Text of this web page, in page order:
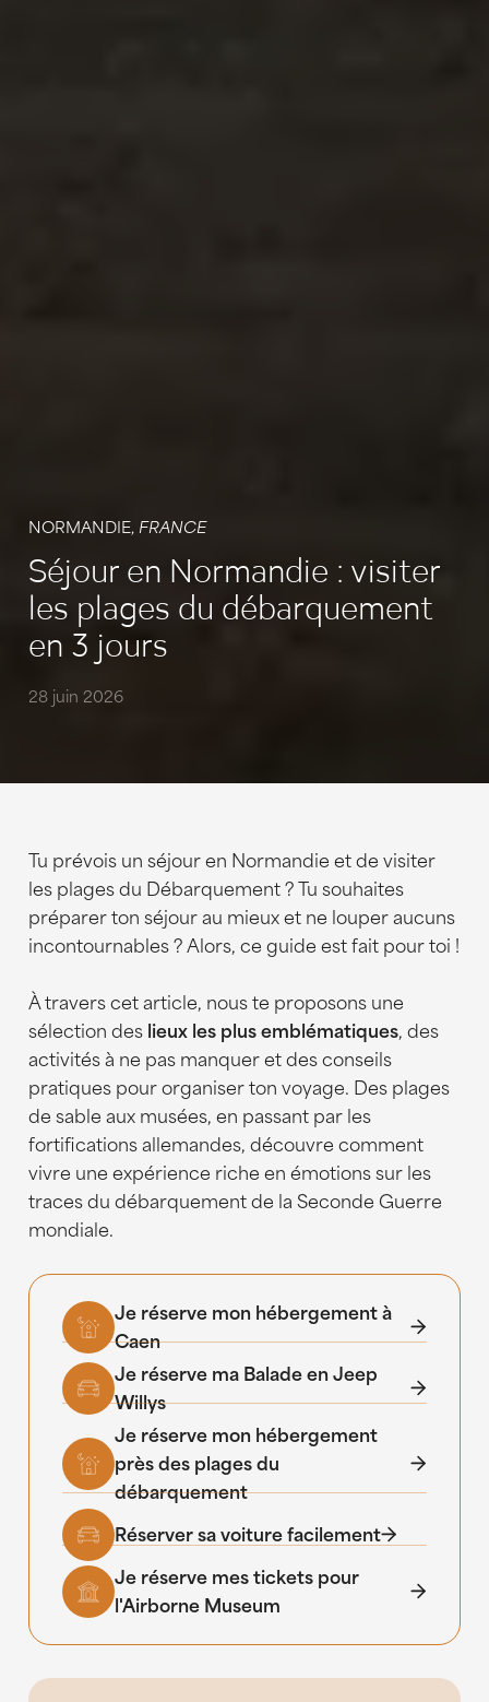
NORMANDIE, FRANCE
Séjour en Normandie : visiter
les plages du débarquement
en 3 jours
28 juin 2026
Tu prévois un séjour en Normandie et de visiter
les plages du Débarquement ? Tu souhaites
préparer ton séjour au mieux et ne louper aucuns
incontournables ? Alors, ce guide est fait pour toi !
À travers cet article, nous te proposons une
sélection des lieux les plus emblématiques, des
activités à ne pas manquer et des conseils
pratiques pour organiser ton voyage. Des plages
de sable aux musées, en passant par les
fortifications allemandes, découvre comment
vivre une expérience riche en émotions sur les
traces du débarquement de la Seconde Guerre
mondiale.
Je réserve mon hébergement à
Caen
Je réserve ma Balade en Jeep
Willys
Je réserve mon hébergement
près des plages du
débarquement
Réserver sa voiture facilement
Je réserve mes tickets pour
l'Airborne Museum